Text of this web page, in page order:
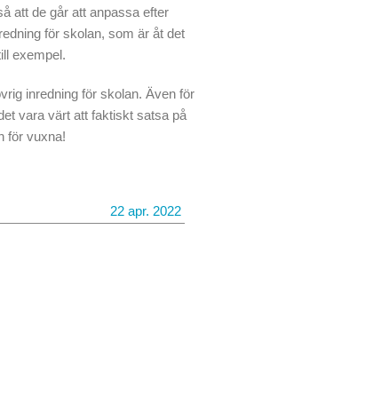
att de går att anpassa efter
för skolan, som är åt det
exempel.
inredning för skolan. Även för
vara värt att faktiskt satsa på
för vuxna!
22 apr. 2022